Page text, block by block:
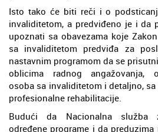
Isto tako će biti reči i o
invaliditetom, a predviđeno je i da
upoznati sa obavezama koje
sa invaliditetom predviđa za
nastavnim programom da se
oblicima radnog angažovanja,
osoba sa invaliditetom i detaljno,
profesionalne rehabilitacije.
Budući da Nacionalna služba
određene programe i da